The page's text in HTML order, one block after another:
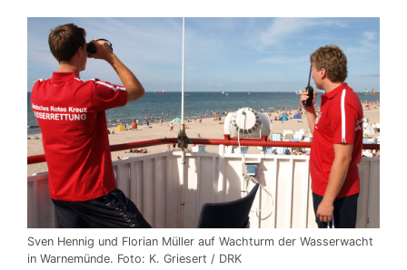
Sven Hennig und Florian Müller auf Wachturm der Wasserwacht
in Warnemünde. Foto: K. Griesert / DRK